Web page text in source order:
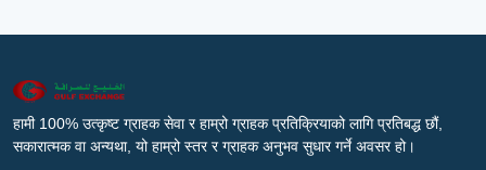
हामी 100% उत्कृष्ट ग्राहक सेवा र हाम्रो ग्राहक प्रतिक्रियाको लागि प्रतिबद्ध छौं,
सकारात्मक वा अन्यथा, यो हाम्रो स्तर र ग्राहक अनुभव सुधार गर्ने अवसर हो।